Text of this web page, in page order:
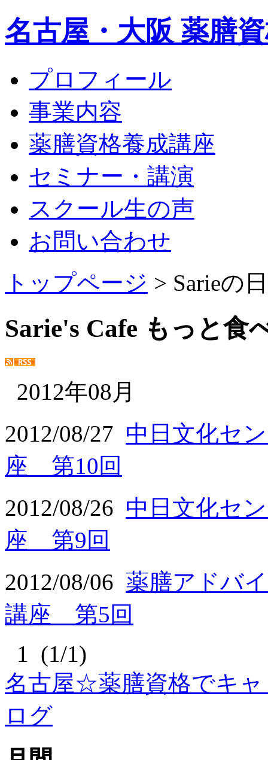
名古屋・大阪 薬膳
プロフィール
事業内容
薬膳資格養成講座
セミナー・講演
スクール生の声
お問い合わせ
トップページ > Sarieの
Sarie's Cafe もっと食
2012年08月
2012/08/27 中日文化セ
座 第10回
2012/08/26 中日文化セ
座 第9回
2012/08/06 薬膳アドバ
講座 第5回
1 (1/1)
名古屋☆薬膳資格でキ
ログ